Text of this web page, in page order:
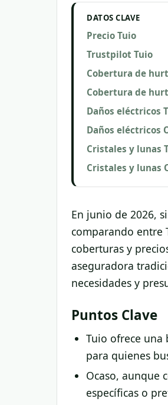
DATOS CLAVE
Precio Tuio
Trustpilot Tuio
Cobertura de
Cobertura de
Daños eléctricos
Daños eléctricos
Cristales y lunas
Cristales y lunas
En junio de 2026,
comparando entre
coberturas y
aseguradora
necesidades y
Puntos Clave
Tuio ofrece una
para quienes
Ocaso, aunque
específicas o